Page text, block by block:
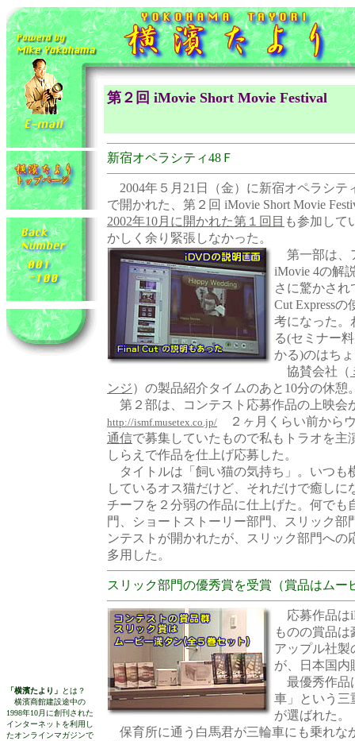
第２回 iMovie Short Movie Festival
新宿オペラシティ48Ｆ
2004年５月21日（金）に新宿オペラシテ
で開かれた、第２回 iMovie Short Movie
2002年10月に開かれた第１回目 も参加して
かしく余り緊張しなかった。
第一部は、
iMovie 4の解
さに驚かさ
Cut Express
考になった。
る(セミナー
かる)のはち
協賛会社（
ンジ）の製品紹介タイムのあと10分の休憩
第２部は、コンテスト応募作品の上映会
http://ismf.musetex.co.jp/ ２ヶ月くらい前から
通信で募集していたもので私もトラオを主
しらえで作品を仕上げ応募した。
タイトルは「飼い猫の気持ち」。いつも
しているオス猫だけど、それだけで癒しに
チーフを２分弱の作品に仕上げた。何でも
門、ショートストーリー部門、スリック部
ンテストが開かれたが、スリック部門へ
多用した。
スリック部門の優秀賞を受賞（賞品はム
応募作品は
ものの賞品
アップル社製
が、日本国内
最優秀作品
車」という三
が選ばれた。
保育所に通う白馬君が三輪車にも乗れな
「横濱たより」
とは？
横濱商館建設途中の
1998年10月に創刊された
インターネットを利用し
たオンラインマガジンで